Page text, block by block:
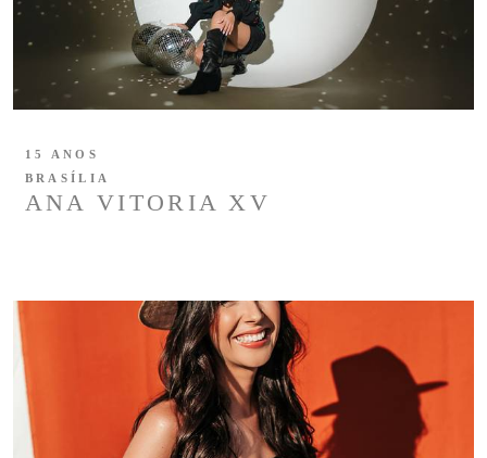
ANA VITORIA XV
15 ANOS
BRASÍLIA